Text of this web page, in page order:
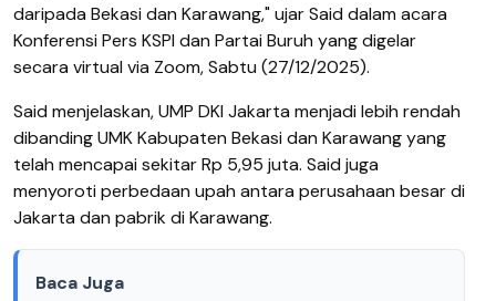
daripada Bekasi dan Karawang," ujar Said dalam acara
Konferensi Pers KSPI dan Partai Buruh yang digelar
secara virtual via Zoom, Sabtu (27/12/2025).
Said menjelaskan, UMP DKI Jakarta menjadi lebih rendah
dibanding UMK Kabupaten Bekasi dan Karawang yang
telah mencapai sekitar Rp 5,95 juta. Said juga
menyoroti perbedaan upah antara perusahaan besar di
Jakarta dan pabrik di Karawang.
Baca Juga